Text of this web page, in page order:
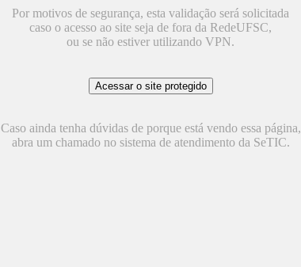
Por motivos de segurança, esta validação será solicitada
caso o acesso ao site seja de fora da RedeUFSC,
ou se não estiver utilizando VPN.
Caso ainda tenha dúvidas de porque está vendo essa página,
abra um chamado no sistema de atendimento da SeTIC.